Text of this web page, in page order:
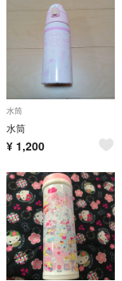
水筒
水筒
¥ 1,200